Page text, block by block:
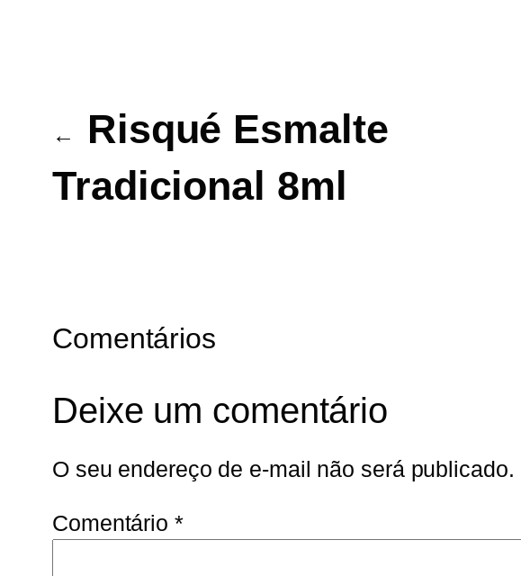
←
Risqué Esmalte
Tradicional 8ml
Comentários
Deixe um comentário
O seu endereço de e-mail não será publicado.
Comentário *